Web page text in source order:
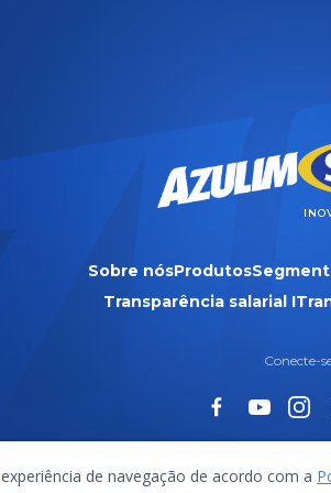
Sobre nósProdutos
Transparência salarial I
Conecte-
- CNPJ: 22.685.341/0006-95 | Todos os direitos
de navegação de acordo com a